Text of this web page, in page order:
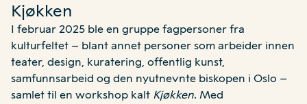
Kjøkken
I februar 2025 ble en gruppe fagpersoner fra
kulturfeltet – blant annet personer som arbeider innen
teater, design, kuratering, offentlig kunst,
samfunnsarbeid og den nyutnevnte biskopen i Oslo –
samlet til en workshop kalt Kjøkken. Med